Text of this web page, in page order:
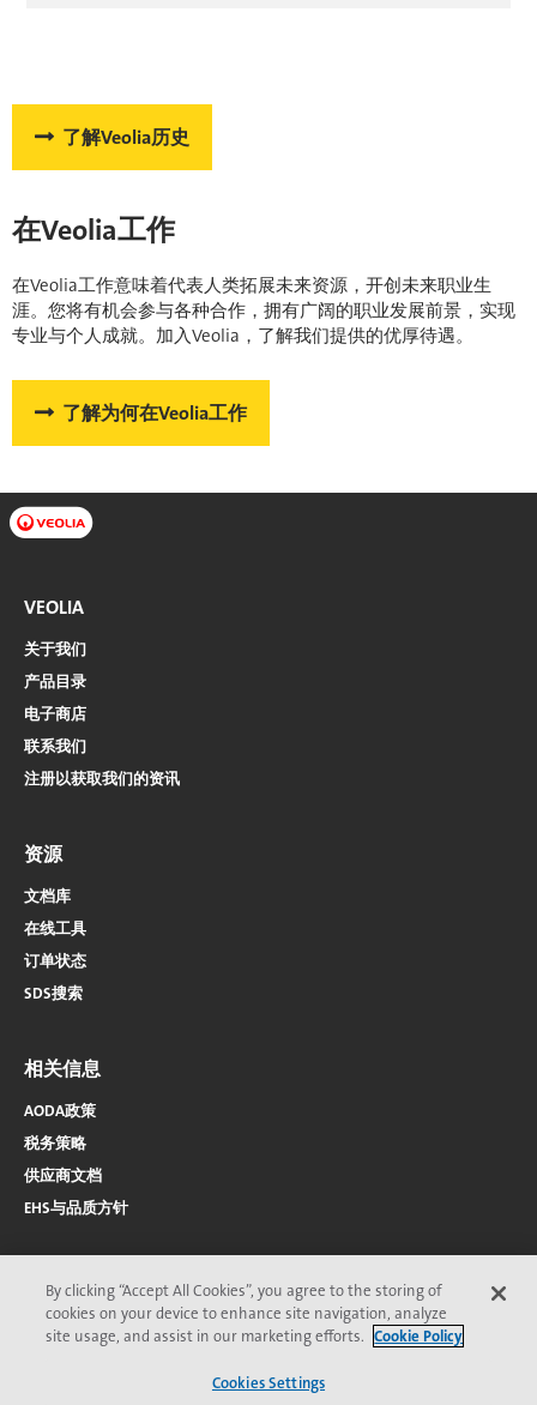
了解Veolia历史
在Veolia工作
在Veolia工作意味着代表人类拓展未来资源，开创未来职业生
涯。您将有机会参与各种合作，拥有广阔的职业发展前景，实现
专业与个人成就。加入Veolia，了解我们提供的优厚待遇。
了解为何在Veolia工作
VEOLIA
关于我们
产品目录
电子商店​​​​​​​
联系我们
注册以获取我们的资讯
资源
文档库
在线工具
订单状态
SDS搜索
相关信息
AODA政策
税务策略
供应商文档
EHS与品质方针
Veolia道德委员会
条款与条件
By clicking “Accept All Cookies”, you agree to the storing of
cookies on your device to enhance site navigation, analyze
site usage, and assist in our marketing efforts. Cookie Policy
Cookies Settings